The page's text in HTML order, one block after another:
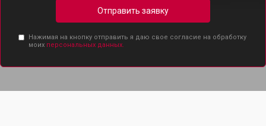
Отправить заявку
Нажимая на кнопку отправить я даю свое согласие на обработку
моих персональных данных.